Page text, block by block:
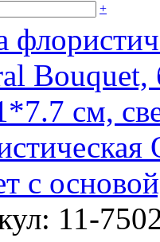
+
с
11-